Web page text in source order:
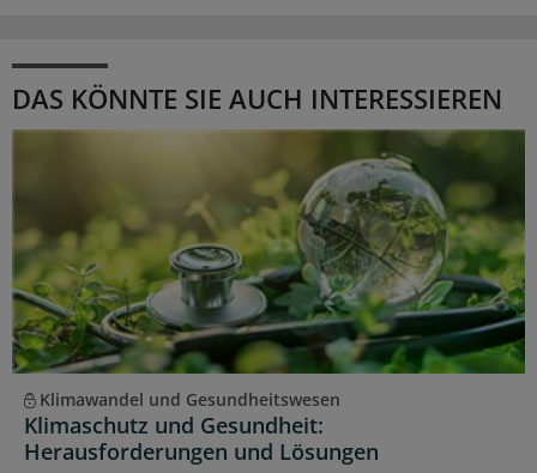
DAS KÖNNTE SIE AUCH INTERESSIEREN
Klimawandel und Gesundheitswesen
Klimaschutz und Gesundheit:
Herausforderungen und Lösungen